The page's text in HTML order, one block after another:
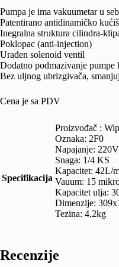
Pumpa je ima vakuumetar u
Patentirano antidinamičko
Inegralna struktura cilindra-
Poklopac (anti-injection)
Urađen solenoid ventil
Dodatno podmazivanje pumpe
Bez uljnog ubrizgivača,
Cena je sa PDV
Specifikacija
Proizvođač :
Oznaka: 2F0
Napajanje:
Snaga: 1/4 KS
Kapacitet: 42L/
Vauum: 15
Kapacitet ulja:
Dimenzije:
Tezina: 4,2kg
Recenzije